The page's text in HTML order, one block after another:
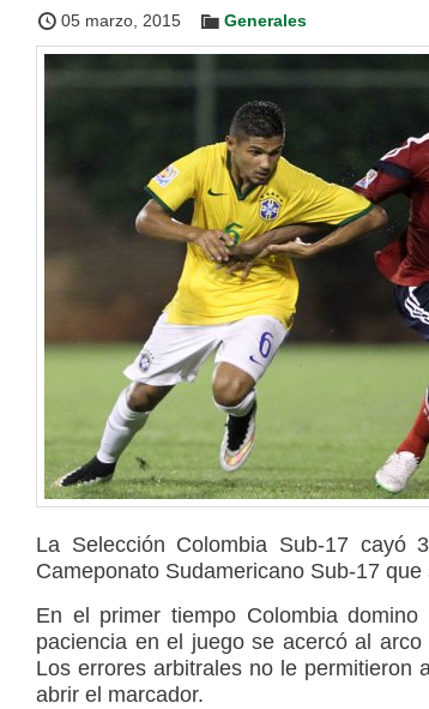
05 marzo, 2015 Generales
La Selección Colombia Sub-17 cayó
Cameponato Sudamericano Sub-17
En el primer tiempo Colombia
paciencia en el juego se acercó al
Los errores arbitrales no le permitieron
abrir el marcador.